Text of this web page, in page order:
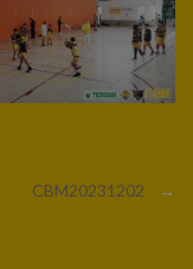
CBM20231202 →